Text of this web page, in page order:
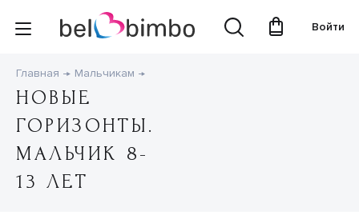
Войти
Главная Мальчикам
НОВЫЕ
ГОРИЗОНТЫ.
МАЛЬЧИК 8-
13 ЛЕТ